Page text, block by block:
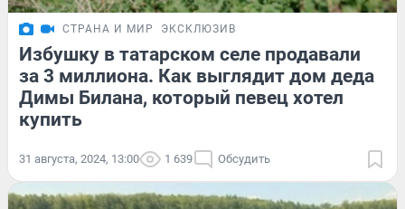
СТРАНА И МИР ЭКСКЛЮЗИВ
Избушку в татарском селе продавали
за 3 миллиона. Как выглядит дом деда
Димы Билана, который певец хотел
купить
31 августа, 2024, 13:00 1 639 Обсудить